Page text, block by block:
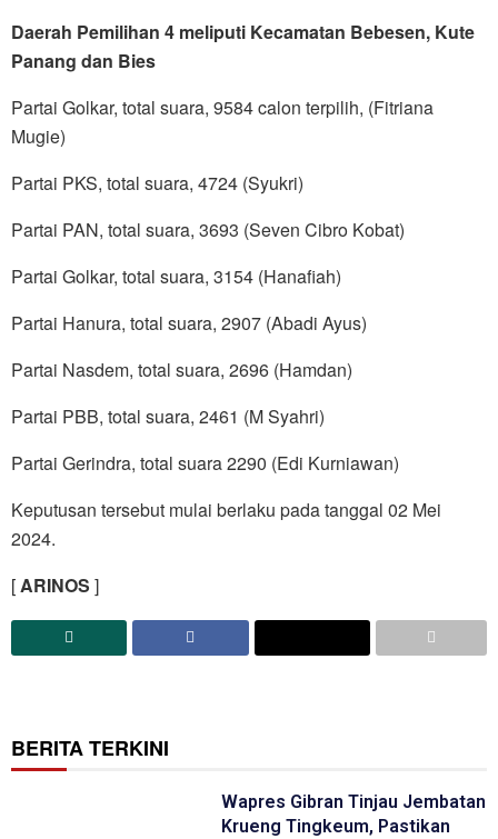
Daerah Pemilihan 4 meliputi Kecamatan Bebesen, Kute
Panang dan Bies
Partai Golkar, total suara, 9584 calon terpilih, (Fitriana
Mugie)
Partai PKS, total suara, 4724 (Syukri)
Partai PAN, total suara, 3693 (Seven Cibro Kobat)
Partai Golkar, total suara, 3154 (Hanafiah)
Partai Hanura, total suara, 2907 (Abadi Ayus)
Partai Nasdem, total suara, 2696 (Hamdan)
Partai PBB, total suara, 2461 (M Syahri)
Partai Gerindra, total suara 2290 (Edi Kurniawan)
Keputusan tersebut mulai berlaku pada tanggal 02 Mei
2024.
[ARINOS ]
BERITA TERKINI
Wapres Gibran Tinjau Jembatan
Krueng Tingkeum, Pastikan